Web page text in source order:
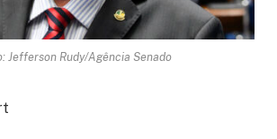
Jefferson Rudy/Agência Senado